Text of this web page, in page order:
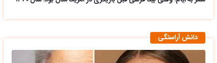
دانش آراستگی